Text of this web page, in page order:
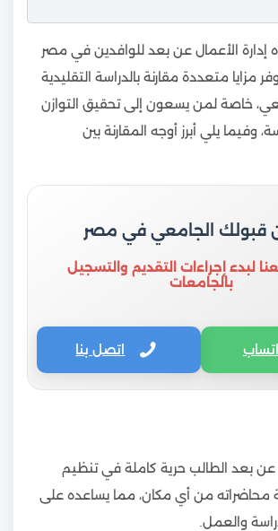
إدارة الأعمال عن بعد للوافدين في مصر
مزايا متعددة مقارنة بالدراسة التقليدية
خاصة لمن يسعون إلى تحقيق التوازن
وفيما يلي أبرز أوجه المقارنة بين
قبولك الجامعي في مصر
لبدء إجراءات التقديم والتسجيل
بالجامعات
اتصل بنا
عن بعد الطالب حرية كاملة في تنظيم
محاضراته من أي مكان، مما يساعده على
والعمل.